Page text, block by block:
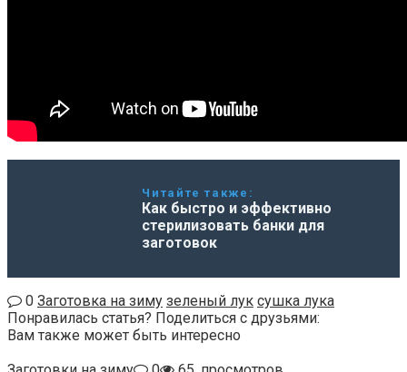
Читайте также:
Как быстро и эффективно
стерилизовать банки для
заготовок
0 Заготовка на зиму зеленый лук сушка лука
Понравилась статья? Поделиться с друзьями:
Вам также может быть интересно